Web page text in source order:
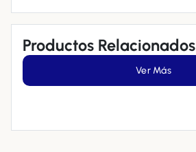
Productos Relacionados
Ver Más